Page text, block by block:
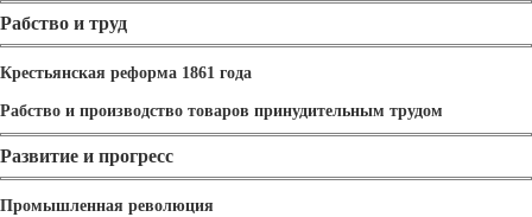
Рабство и труд
Крестьянская реформа 1861 года
Рабство и производство товаров принудительным трудом
Развитие и прогресс
Промышленная революция